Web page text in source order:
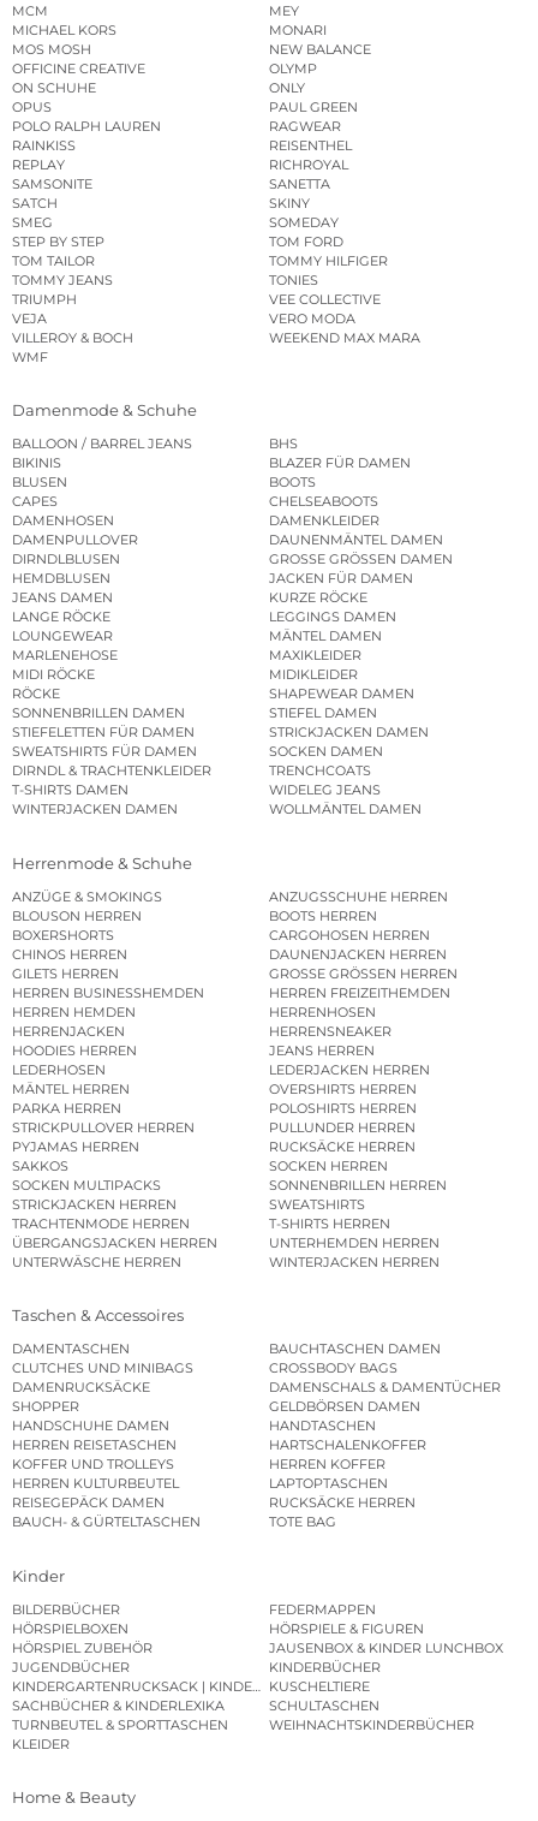
MCM
MEY
MICHAEL KORS
MONARI
MOS MOSH
NEW BALANCE
OFFICINE CREATIVE
OLYMP
ON SCHUHE
ONLY
OPUS
PAUL GREEN
POLO RALPH LAUREN
RAGWEAR
RAINKISS
REISENTHEL
REPLAY
RICHROYAL
SAMSONITE
SANETTA
SATCH
SKINY
SMEG
SOMEDAY
STEP BY STEP
TOM FORD
TOM TAILOR
TOMMY HILFIGER
TOMMY JEANS
TONIES
TRIUMPH
VEE COLLECTIVE
VEJA
VERO MODA
VILLEROY & BOCH
WEEKEND MAX MARA
WMF
Damenmode & Schuhe
BALLOON / BARREL JEANS
BHS
BIKINIS
BLAZER FÜR DAMEN
BLUSEN
BOOTS
CAPES
CHELSEABOOTS
DAMENHOSEN
DAMENKLEIDER
DAMENPULLOVER
DAUNENMÄNTEL DAMEN
DIRNDLBLUSEN
GROSSE GRÖSSEN DAMEN
HEMDBLUSEN
JACKEN FÜR DAMEN
JEANS DAMEN
KURZE RÖCKE
LANGE RÖCKE
LEGGINGS DAMEN
LOUNGEWEAR
MÄNTEL DAMEN
MARLENEHOSE
MAXIKLEIDER
MIDI RÖCKE
MIDIKLEIDER
RÖCKE
SHAPEWEAR DAMEN
SONNENBRILLEN DAMEN
STIEFEL DAMEN
STIEFELETTEN FÜR DAMEN
STRICKJACKEN DAMEN
SWEATSHIRTS FÜR DAMEN
SOCKEN DAMEN
DIRNDL & TRACHTENKLEIDER
TRENCHCOATS
T-SHIRTS DAMEN
WIDELEG JEANS
WINTERJACKEN DAMEN
WOLLMÄNTEL DAMEN
Herrenmode & Schuhe
ANZÜGE & SMOKINGS
ANZUGSSCHUHE HERREN
BLOUSON HERREN
BOOTS HERREN
BOXERSHORTS
CARGOHOSEN HERREN
CHINOS HERREN
DAUNENJACKEN HERREN
GILETS HERREN
GROSSE GRÖSSEN HERREN
HERREN BUSINESSHEMDEN
HERREN FREIZEITHEMDEN
HERREN HEMDEN
HERRENHOSEN
HERRENJACKEN
HERRENSNEAKER
HOODIES HERREN
JEANS HERREN
LEDERHOSEN
LEDERJACKEN HERREN
MÄNTEL HERREN
OVERSHIRTS HERREN
PARKA HERREN
POLOSHIRTS HERREN
STRICKPULLOVER HERREN
PULLUNDER HERREN
PYJAMAS HERREN
RUCKSÄCKE HERREN
SAKKOS
SOCKEN HERREN
SOCKEN MULTIPACKS
SONNENBRILLEN HERREN
STRICKJACKEN HERREN
SWEATSHIRTS
TRACHTENMODE HERREN
T-SHIRTS HERREN
ÜBERGANGSJACKEN HERREN
UNTERHEMDEN HERREN
UNTERWÄSCHE HERREN
WINTERJACKEN HERREN
Taschen & Accessoires
DAMENTASCHEN
BAUCHTASCHEN DAMEN
CLUTCHES UND MINIBAGS
CROSSBODY BAGS
DAMENRUCKSÄCKE
DAMENSCHALS & DAMENTÜCHER
SHOPPER
GELDBÖRSEN DAMEN
HANDSCHUHE DAMEN
HANDTASCHEN
HERREN REISETASCHEN
HARTSCHALENKOFFER
KOFFER UND TROLLEYS
HERREN KOFFER
HERREN KULTURBEUTEL
LAPTOPTASCHEN
REISEGEPÄCK DAMEN
RUCKSÄCKE HERREN
BAUCH- & GÜRTELTASCHEN
TOTE BAG
Kinder
BILDERBÜCHER
FEDERMAPPEN
HÖRSPIELBOXEN
HÖRSPIELE & FIGUREN
HÖRSPIEL ZUBEHÖR
JAUSENBOX & KINDER LUNCHBOX
JUGENDBÜCHER
KINDERBÜCHER
KINDERGARTENRUCKSACK | KINDERGARTENBEUTEL
KUSCHELTIERE
SACHBÜCHER & KINDERLEXIKA
SCHULTASCHEN
TURNBEUTEL & SPORTTASCHEN
WEIHNACHTSKINDERBÜCHER
KLEIDER
Home & Beauty